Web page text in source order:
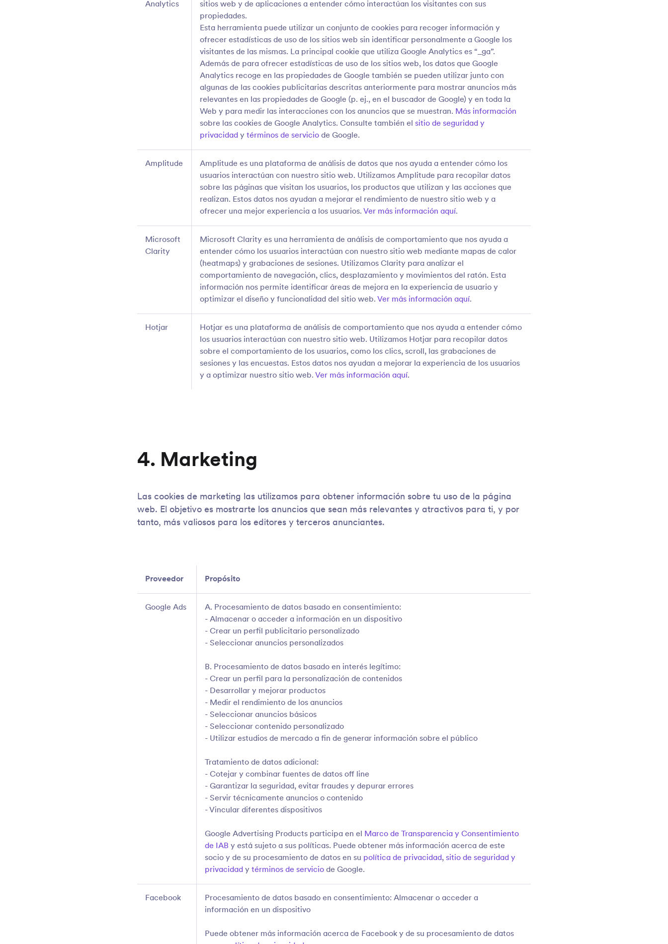
Analytics
sitios web y de aplicaciones a entender cómo interactúan los visitantes con sus
propiedades.
Esta herramienta puede utilizar un conjunto de cookies para recoger información y
ofrecer estadísticas de uso de los sitios web sin identificar personalmente a Google los
visitantes de las mismas. La principal cookie que utiliza Google Analytics es “_ga”.
Además de para ofrecer estadísticas de uso de los sitios web, los datos que Google
Analytics recoge en las propiedades de Google también se pueden utilizar junto con
algunas de las cookies publicitarias descritas anteriormente para mostrar anuncios más
relevantes en las propiedades de Google (p. ej., en el buscador de Google) y en toda la
Web y para medir las interacciones con los anuncios que se muestran. Más información
sobre las cookies de Google Analytics. Consulte también el sitio de seguridad y
privacidad y términos de servicio de Google.
Amplitude
Amplitude es una plataforma de análisis de datos que nos ayuda a entender cómo los
usuarios interactúan con nuestro sitio web. Utilizamos Amplitude para recopilar datos
sobre las páginas que visitan los usuarios, los productos que utilizan y las acciones que
realizan. Estos datos nos ayudan a mejorar el rendimiento de nuestro sitio web y a
ofrecer una mejor experiencia a los usuarios. Ver más información aquí.
Microsoft
Clarity
Microsoft Clarity es una herramienta de análisis de comportamiento que nos ayuda a
entender cómo los usuarios interactúan con nuestro sitio web mediante mapas de calor
(heatmaps) y grabaciones de sesiones. Utilizamos Clarity para analizar el
comportamiento de navegación, clics, desplazamiento y movimientos del ratón. Esta
información nos permite identificar áreas de mejora en la experiencia de usuario y
optimizar el diseño y funcionalidad del sitio web. Ver más información aquí.
Hotjar
Hotjar es una plataforma de análisis de comportamiento que nos ayuda a entender cómo
los usuarios interactúan con nuestro sitio web. Utilizamos Hotjar para recopilar datos
sobre el comportamiento de los usuarios, como los clics, scroll, las grabaciones de
sesiones y las encuestas. Estos datos nos ayudan a mejorar la experiencia de los usuarios
y a optimizar nuestro sitio web. Ver más información aquí.
4. Marketing
Las cookies de marketing las utilizamos para obtener información sobre tu uso de la página
web. El objetivo es mostrarte los anuncios que sean más relevantes y atractivos para ti, y por
tanto, más valiosos para los editores y terceros anunciantes.
Proveedor Propósito
Google Ads
A. Procesamiento de datos basado en consentimiento:
- Almacenar o acceder a información en un dispositivo
- Crear un perfil publicitario personalizado
- Seleccionar anuncios personalizados
B. Procesamiento de datos basado en interés legítimo:
- Crear un perfil para la personalización de contenidos
- Desarrollar y mejorar productos
- Medir el rendimiento de los anuncios
- Seleccionar anuncios básicos
- Seleccionar contenido personalizado
- Utilizar estudios de mercado a fin de generar información sobre el público
Tratamiento de datos adicional:
- Cotejar y combinar fuentes de datos off line
- Garantizar la seguridad, evitar fraudes y depurar errores
- Servir técnicamente anuncios o contenido
- Vincular diferentes dispositivos
Google Advertising Products participa en el
Marco de Transparencia y Consentimiento
de IAB y está sujeto a sus políticas. Puede obtener más información acerca de este
socio y de su procesamiento de datos en su política de privacidad, sitio de seguridad y
privacidad y términos de servicio de Google.
Facebook
Procesamiento de datos basado en consentimiento: Almacenar o acceder a
información en un dispositivo
Puede obtener más información acerca de Facebook y de su procesamiento de datos